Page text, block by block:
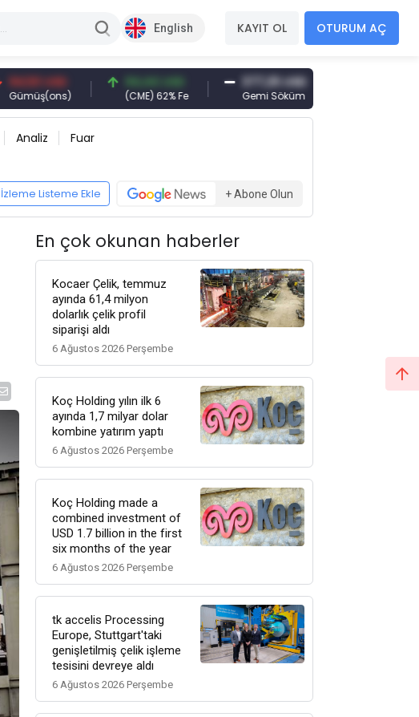
English KAYIT OL OTURUM AÇ
USD 94,44 USD
(CME) 62% Fe
377,25 USD
Gemi Söküm
Analiz Fuar
İzleme Listeme Ekle + Abone Olun
En çok okunan haberler
Kocaer Çelik, temmuz
ayında 61,4 milyon
dolarlık çelik profil
siparişi aldı
6 Ağustos 2026 Perşembe
Koç Holding yılın ilk 6
ayında 1,7 milyar dolar
kombine yatırım yaptı
6 Ağustos 2026 Perşembe
Koç Holding made a
combined investment of
USD 1.7 billion in the first
six months of the year
6 Ağustos 2026 Perşembe
tk accelis Processing
Europe, Stuttgart'taki
genişletilmiş çelik işleme
tesisini devreye aldı
6 Ağustos 2026 Perşembe